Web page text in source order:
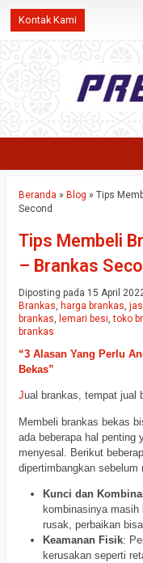
Kontak Kami
Beranda » Blog » Tips
Second
Tips Membeli
– Brankas
Diposting pada 15 April
Brankas, harga brankas,
brankas, lemari besi,toko
brankas
“3 Alasan Yang Perlu
Bekas”
Jual brankas, tempat jual
Membeli brankas bekas
ada beberapa hal penting
menyesal. Berikut
dipertimbangkan
Kunci dan
kombinasinya
rusak, perbaikan
Keamanan Fisik:
kerusakan seperti